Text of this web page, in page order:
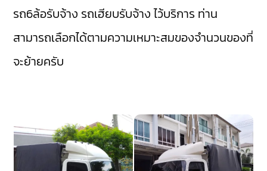
รถ6ล้อรับจ้าง รถเฮียบรับจ้างไว้บริการ ท่าน
สามารถเลือกได้ตามความเหมาะสมของจำนวนของที่
จะย้ายครับ